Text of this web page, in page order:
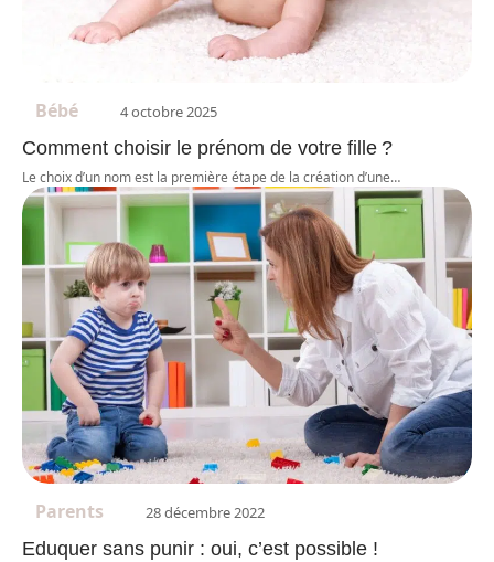
Bébé 4 octobre 2025
Comment choisir le prénom de votre fille ?
Le choix d’un nom est la première étape de la création d’une…
Parents 28 décembre 2022
Eduquer sans punir : oui, c’est possible !